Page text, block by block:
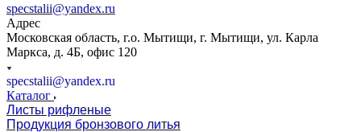
specstalii@yandex.ru
Адрес
Московская область, г.о. Мытищи, г. Мытищи, ул. Карла
Маркса, д. 4Б, офис 120
specstalii@yandex.ru
Каталог
Листы рифленые
Продукция бронзового литья